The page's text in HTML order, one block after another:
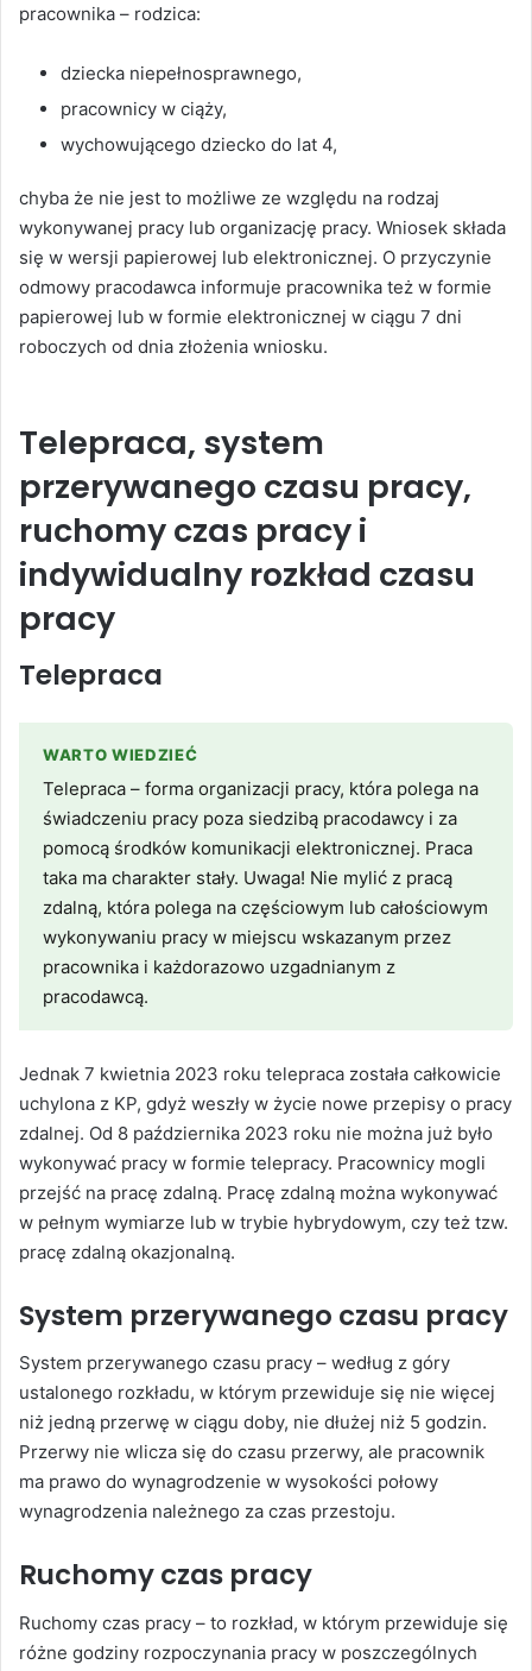
pracownika – rodzica:
dziecka niepełnosprawnego,
pracownicy w ciąży,
wychowującego dziecko do lat 4,
chyba że nie jest to możliwe ze względu na rodzaj
wykonywanej pracy lub organizację pracy. Wniosek składa
się w wersji papierowej lub elektronicznej. O przyczynie
odmowy pracodawca informuje pracownika też w formie
papierowej lub w formie elektronicznej w ciągu 7 dni
roboczych od dnia złożenia wniosku.
Telepraca, system
przerywanego czasu pracy,
ruchomy czas pracy i
indywidualny rozkład czasu
pracy
Telepraca
WARTO WIEDZIEĆ
Telepraca – forma organizacji pracy, która polega na
świadczeniu pracy poza siedzibą pracodawcy i za
pomocą środków komunikacji elektronicznej. Praca
taka ma charakter stały. Uwaga! Nie mylić z pracą
zdalną, która polega na częściowym lub całościowym
wykonywaniu pracy w miejscu wskazanym przez
pracownika i każdorazowo uzgadnianym z
pracodawcą.
Jednak 7 kwietnia 2023 roku telepraca została całkowicie
uchylona z KP, gdyż weszły w życie nowe przepisy o pracy
zdalnej. Od 8 października 2023 roku nie można już było
wykonywać pracy w formie telepracy. Pracownicy mogli
przejść na pracę zdalną. Pracę zdalną można wykonywać
w pełnym wymiarze lub w trybie hybrydowym, czy też tzw.
pracę zdalną okazjonalną.
System przerywanego czasu pracy
System przerywanego czasu pracy – według z góry
ustalonego rozkładu, w którym przewiduje się nie więcej
niż jedną przerwę w ciągu doby, nie dłużej niż 5 godzin.
Przerwy nie wlicza się do czasu przerwy, ale pracownik
ma prawo do wynagrodzenie w wysokości połowy
wynagrodzenia należnego za czas przestoju.
Ruchomy czas pracy
Ruchomy czas pracy – to rozkład, w którym przewiduje się
różne godziny rozpoczynania pracy w poszczególnych